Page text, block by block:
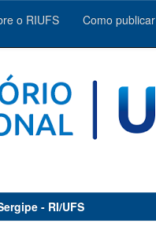
o RIUFS Como publicar
- RI/UFS